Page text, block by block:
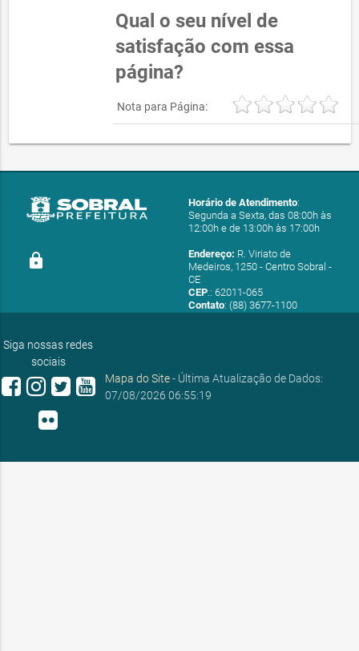
Qual o seu nível de
satisfação com essa
página?
Nota para Página:
lock
Horário de Atendimento:
Segunda a Sexta, das 08:00h às
12:00h e de 13:00h às 17:00h
Endereço: R. Viriato de
Medeiros, 1250 - Centro Sobral -
CE
CEP.: 62011-065
Contato: (88) 3677-1100
Siga nossas redes
sociais
Mapa do Site- Última Atualização de Dados:
07/08/2026 06:55:19